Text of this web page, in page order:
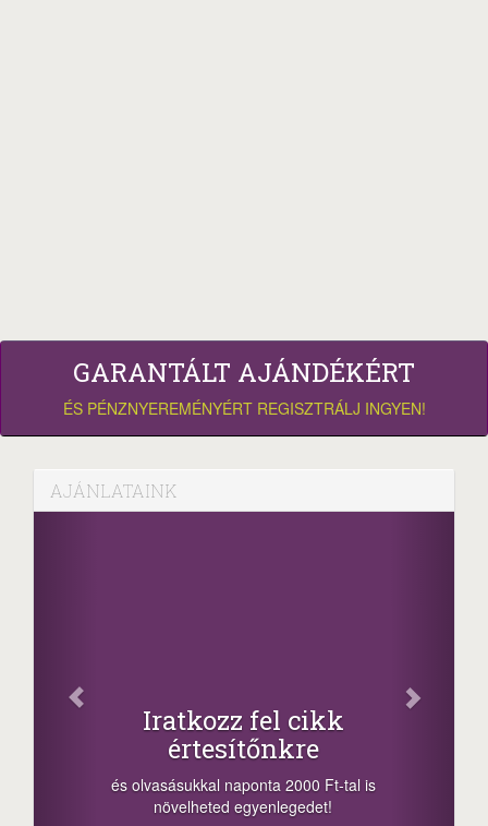
GARANTÁLT AJÁNDÉKÉRT
ÉS PÉNZNYEREMÉNYÉRT REGISZTRÁLJ INGYEN!
AJÁNLATAINK
+1.000.000 Ft...
-nyeremény növelés jár a szerencsésnek
megosztási lehetőséget. Lájkolj is minket!